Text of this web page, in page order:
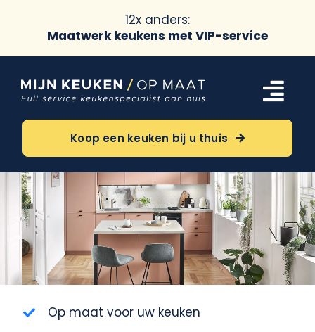
12x anders:
Maatwerk keukens met VIP-service
naar
inhoud
Oriëntatie
Over ons
Meer
Contact
Koop een keuken bij u thuis
Op maat voor uw keuken